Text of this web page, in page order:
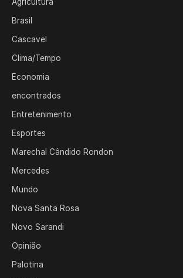
Brasil
Cascavel
Clima/Tempo
Economia
encontrados
Entretenimento
Esportes
Marechal Cândido Rondon
Mercedes
Mundo
Nova Santa Rosa
Novo Sarandi
Opinião
Palotina